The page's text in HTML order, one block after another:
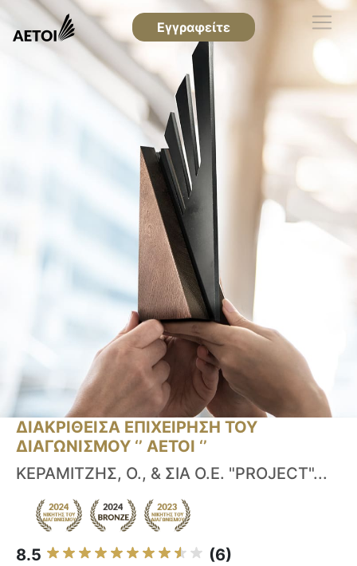
Εγγραφείτε
ΔΙΑΚΡΙΘΕΙΣΑ ΕΠΙΧΕΙΡΗΣΗ ΤΟΥ
ΔΙΑΓΩΝΙΣΜΟΥ ‘’ ΑΕΤΟΙ ‘’
ΚΕΡΑΜΙΤΖΗΣ, Ο., & ΣΙΑ Ο.Ε. "PROJECT"...
8.5 (6)